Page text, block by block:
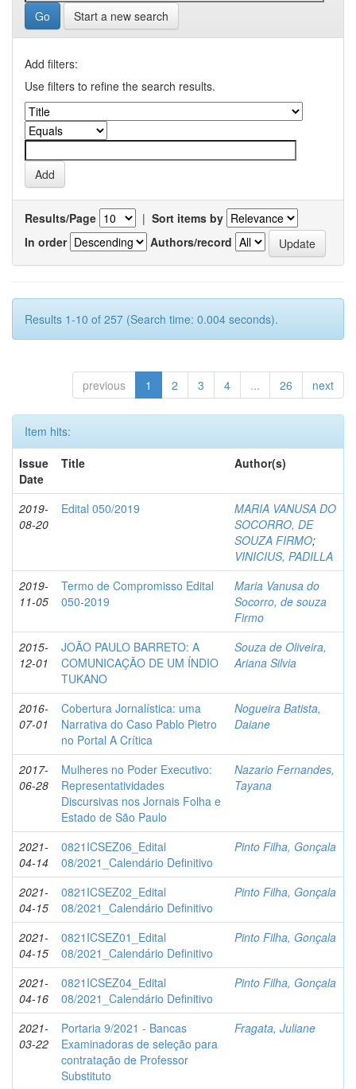
Start a new search
Add filters:
Use filters to refine the search results.
Results/Page | Sort items by
In order
Authors/record
Results 1-10 of 257 (Search time: 0.004 seconds).
previous 1 2 3 4 ... 26 next
Item hits:
Issue
Date
Title Author(s)
2019-
08-20
Edital 050/2019
MARIA VANUSA DO
SOCORRO, DE
SOUZA FIRMO;
VINICIUS, PADILLA
2019-
11-05
Termo de Compromisso Edital
050-2019
Maria Vanusa do
Socorro, de souza
Firmo
2015-
12-01
JOÃO PAULO BARRETO: A
COMUNICAÇÃO DE UM ÍNDIO
TUKANO
Souza de Oliveira,
Ariana Silvia
2016-
07-01
Cobertura Jornalística: uma
Narrativa do Caso Pablo Pietro
no Portal A Crítica
Nogueira Batista,
Daiane
2017-
06-28
Mulheres no Poder Executivo:
Representatividades
Discursivas nos Jornais Folha e
Estado de São Paulo
Nazario Fernandes,
Tayana
2021-
04-14
0821ICSEZ06_Edital
08/2021_Calendário Definitivo
Pinto Filha, Gonçala
2021-
04-15
0821ICSEZ02_Edital
08/2021_Calendário Definitivo
Pinto Filha, Gonçala
2021-
04-15
0821ICSEZ01_Edital
08/2021_Calendário Definitivo
Pinto Filha, Gonçala
2021-
04-16
0821ICSEZ04_Edital
08/2021_Calendário Definitivo
Pinto Filha, Gonçala
2021-
03-22
Portaria 9/2021 - Bancas
Examinadoras de seleção para
contratação de Professor
Substituto
Fragata, Juliane